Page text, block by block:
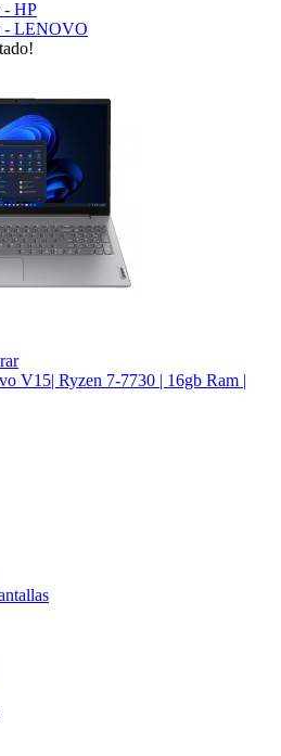
V15| Ryzen 7-7730 | 16gb Ram |